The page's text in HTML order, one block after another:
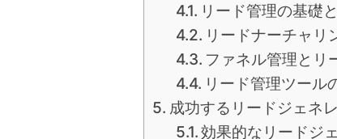
リード管理の基礎
リードナーチャリ
ファネル管理とリ
リード管理ツール
成功するリードジェネ
効果的なリードジ